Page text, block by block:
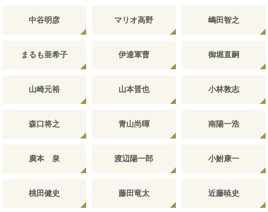
中谷明彦 マリオ高野 嶋田智之
まるも亜希子 伊達軍曹 御堀直嗣
山崎元裕 山本晋也 小林敦志
森口将之 青山尚暉 南陽一浩
廣本 泉 渡辺陽一郎 小鮒康一
桃田健史 藤田竜太 近藤暁史